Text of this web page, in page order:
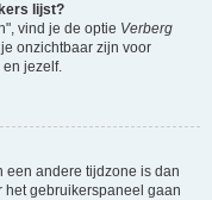
lijst?
vind je de optie Verberg
onzichtbaar zijn voor
jezelf.
een andere tijdzone is dan
het gebruikerspaneel gaan